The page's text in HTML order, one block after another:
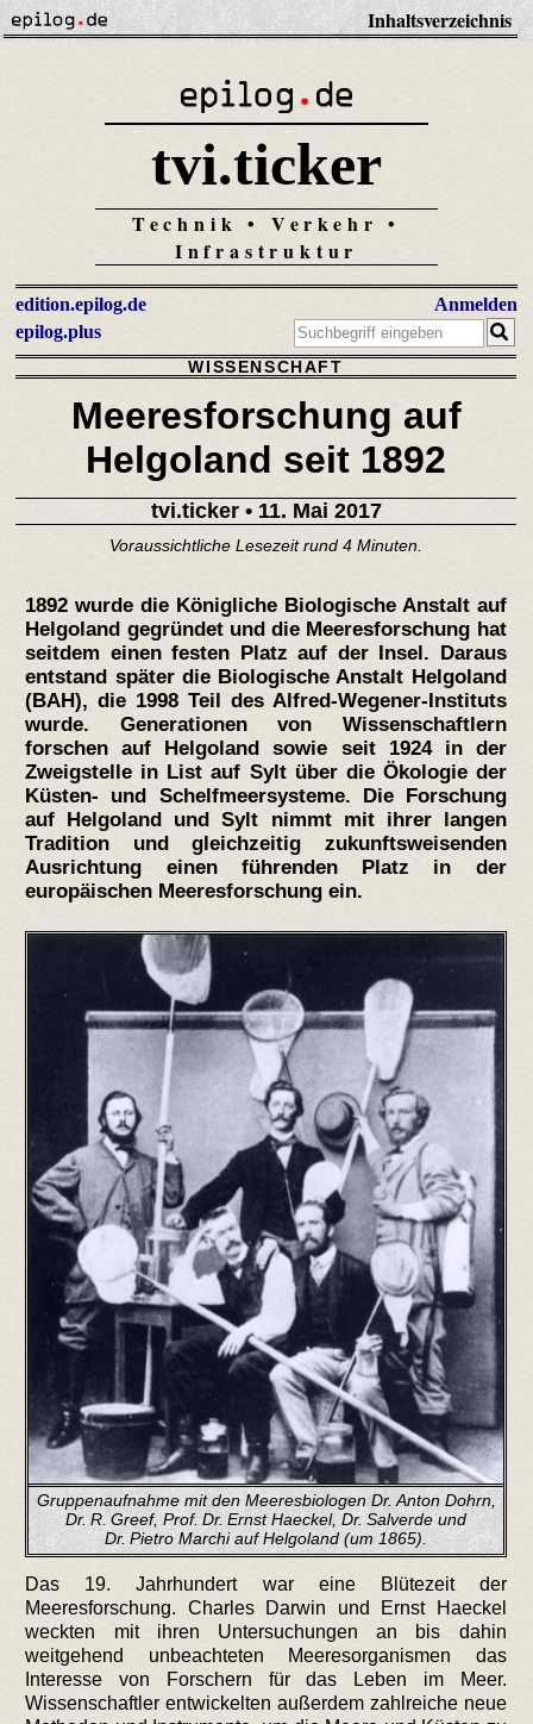
Inhaltsverzeichnis
tvi.ticker
Technik • Verkehr •
Infrastruktur
edition.epilog.de
epilog.plus
Anmelden
WISSENSCHAFT
Meeresforschung auf
Helgoland seit 1892
tvi.ticker• 11. Mai 2017
Voraussichtliche Lesezeit rund 4 Minuten.
1892 wurde die Königliche Biologische Anstalt auf
Helgoland gegründet und die Meeresforschung hat
seitdem einen festen Platz auf der Insel. Daraus
entstand später die Biologische Anstalt Helgoland
(BAH), die 1998 Teil des Alfred-Wegener-Instituts
wurde. Generationen von Wissenschaftlern
forschen auf Helgoland sowie seit 1924 in der
Zweigstelle in List auf Sylt über die Ökologie der
Küsten- und Schelfmeersysteme. Die Forschung
auf Helgoland und Sylt nimmt mit ihrer langen
Tradition und gleichzeitig zukunftsweisenden
Ausrichtung einen führenden Platz in der
europäischen Meeresforschung ein.
Gruppenaufnahme mit den Meeresbiologen Dr. Anton Dohrn,
Dr. R. Greef, Prof. Dr. Ernst Haeckel, Dr. Salverde und
Dr. Pietro Marchi auf Helgoland (um 1865).
Das 19. Jahrhundert war eine Blütezeit der
Meeresforschung. Charles Darwin und Ernst Haeckel
weckten mit ihren Untersuchungen an bis dahin
weitgehend unbeachteten Meeresorganismen das
Interesse von Forschern für das Leben im Meer.
Wissenschaftler entwickelten außerdem zahlreiche neue